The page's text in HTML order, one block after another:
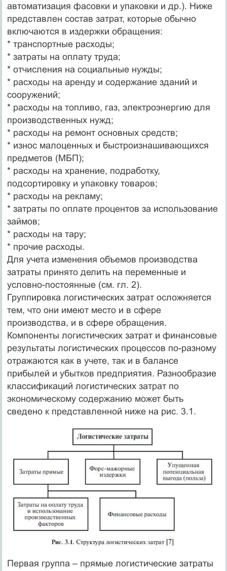
автоматизация фасовки и упаковки и др.). Ниже
представлен состав затрат, которые обычно
включаются в издержки обращения:
* транспортные расходы;
* затраты на оплату труда;
* отчисления на социальные нужды;
* расходы на аренду и содержание зданий и
сооружений;
* расходы на топливо, газ, электроэнергию для
производственных нужд;
* расходы на ремонт основных средств;
* износ малоценных и быстроизнашивающихся
предметов (МБП);
* расходы на хранение, подработку,
подсортировку и упаковку товаров;
* расходы на рекламу;
* затраты по оплате процентов за использование
займов;
* расходы на тару;
* прочие расходы.
Для учета изменения объемов производства
затраты принято делить на переменные и
условно-постоянные (см. гл. 2).
Группировка логистических затрат осложняется
тем, что они имеют место и в сфере
производства, и в сфере обращения.
Компоненты логистических затрат и финансовые
результаты логистических процессов по-разному
отражаются как в учете, так и в балансе
прибылей и убытков предприятия. Разнообразие
классификаций логистических затрат по
экономическому содержанию может быть
сведено к представленной ниже на рис. 3.1.
Первая группа – прямые логистические затраты